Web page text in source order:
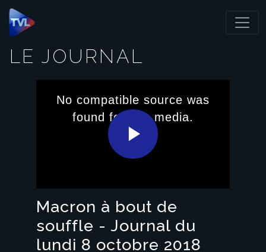
Panneau de gestion des cookies
LE JOURNAL
Play
Video
No compatible source was
found for this media.
Macron à bout de
souffle - Journal du
lundi 8 octobre 2018